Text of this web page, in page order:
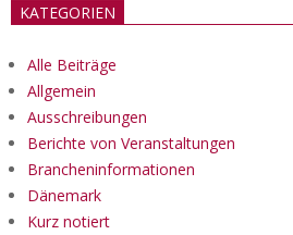
KATEGORIEN
Alle Beiträge
Allgemein
Ausschreibungen
Berichte von Veranstaltungen
Brancheninformationen
Dänemark
Kurz notiert